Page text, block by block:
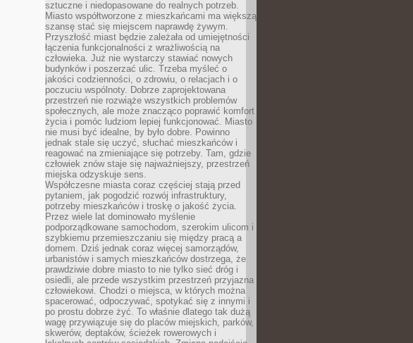
sztuczne i niedopasowane do realnych potrzeb.
Miasto współtworzone z mieszkańcami ma większą
szansę stać się miejscem naprawdę żywym.
Przyszłość miast będzie zależała od umiejętności
łączenia funkcjonalności z wrażliwością na
człowieka. Już nie wystarczy stawiać nowych
budynków i poszerzać ulic. Trzeba myśleć o
jakości codzienności, o zdrowiu, o relacjach i o
poczuciu wspólnoty. Dobrze zaprojektowana
przestrzeń nie rozwiąże wszystkich problemów
społecznych, ale może znacząco poprawić komfort
życia i pomóc ludziom lepiej funkcjonować. Miasto
nie musi być idealne, by było dobre. Powinno
jednak stale się uczyć, słuchać mieszkańców i
reagować na zmieniające się potrzeby. Tam, gdzie
człowiek znów staje się najważniejszy, przestrzeń
miejska odzyskuje sens.
Współczesne miasta coraz częściej stają przed
pytaniem, jak pogodzić rozwój infrastruktury,
potrzeby mieszkańców i troskę o jakość życia.
Przez wiele lat dominowało myślenie
podporządkowane samochodom, szerokim ulicom i
szybkiemu przemieszczaniu się między pracą a
domem. Dziś jednak coraz więcej samorządów,
urbanistów i samych mieszkańców dostrzega, że
prawdziwie dobre miasto to nie tylko sieć dróg i
osiedli, ale przede wszystkim przestrzeń przyjazna
człowiekowi. Chodzi o miejsca, w których można
spacerować, odpoczywać, spotykać się z innymi i
po prostu dobrze żyć. To właśnie dlatego tak dużą
wagę przywiązuje się do placów miejskich, parków,
skwerów, deptaków, ścieżek rowerowych i